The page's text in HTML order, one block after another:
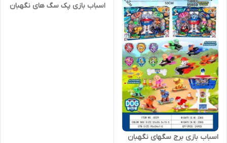
اسباب بازی برج سگهای نگهبان
اسباب بازی پک سگ های نگهبان